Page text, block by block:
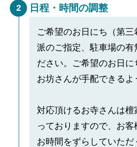
2 日程・時間の調整
ご希望のお日にち（第
派のご指定、駐車場の有
ださい。ご希望のお日に
お坊さんが手配できるよ
対応頂けるお寺さんは檀
っておりますので、お客
お時間をずらしていただ